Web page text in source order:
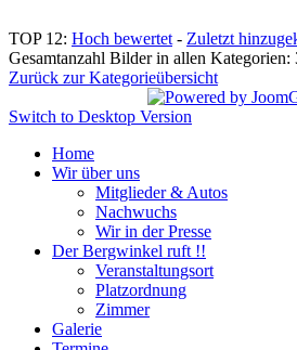
TOP 12: Hoch bewertet - Zuletzt
Gesamtanzahl Bilder in allen Kategorien:
Zurück zur Kategorieübersicht
Switch to Desktop Version
Home
Wir über uns
Mitglieder & Autos
Nachwuchs
Wir in der Presse
Der Bergwinkel ruft !!
Veranstaltungsort
Platzordnung
Zimmer
Galerie